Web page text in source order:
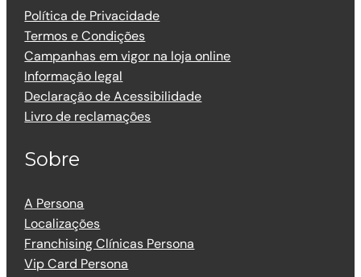
Política de Privacidade
Termos e Condições
Campanhas em vigor na loja online
Informação legal
Declaração de Acessibilidade
Livro de reclamações
Sobre
A Persona
Localizações
Franchising Clínicas Persona
Vip Card Persona